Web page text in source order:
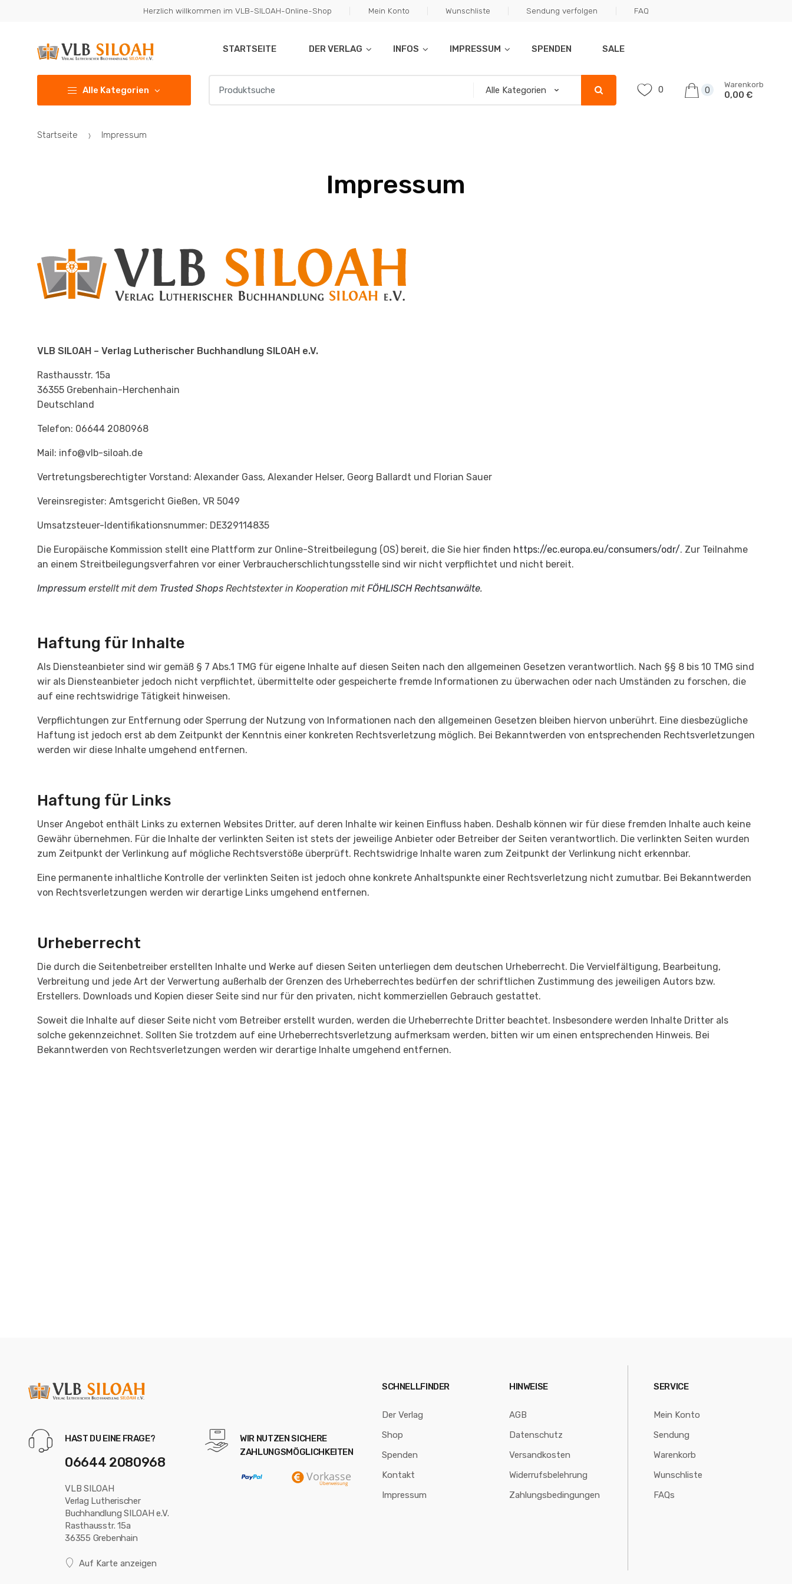
Herzlich willkommen im VLB-SILOAH-Online-Shop Mein Konto Wunschliste Sendung verfolgen FAQ
STARTSEITE DER VERLAG INFOS IMPRESSUM SPENDEN SALE
Alle Kategorien
nach:
0 0
Warenkorb
0,00 €
Startseite Impressum
Impressum
VLB SILOAH – Verlag Lutherischer Buchhandlung SILOAH e.V.
Rasthausstr. 15a
36355 Grebenhain-Herchenhain
Deutschland
Telefon: 06644 2080968
Mail: info@vlb-siloah.de
Vertretungsberechtigter Vorstand: Alexander Gass, Alexander Helser, Georg Ballardt und Florian Sauer
Vereinsregister: Amtsgericht Gießen, VR 5049
Umsatzsteuer-Identifikationsnummer: DE329114835
Die Europäische Kommission stellt eine Plattform zur Online-Streitbeilegung (OS) bereit, die Sie hier finden https://ec.europa.eu/consumers/odr/. Zur Teilnahme
an einem Streitbeilegungsverfahren vor einer Verbraucherschlichtungsstelle sind wir nicht verpflichtet und nicht bereit.
Impressum erstellt mit dem Trusted Shops Rechtstexter in Kooperation mitFÖHLISCH Rechtsanwälte.
Haftung für Inhalte
Als Diensteanbieter sind wir gemäß § 7 Abs.1 TMG für eigene Inhalte auf diesen Seiten nach den allgemeinen Gesetzen verantwortlich. Nach §§ 8 bis 10 TMG sind
wir als Diensteanbieter jedoch nicht verpflichtet, übermittelte oder gespeicherte fremde Informationen zu überwachen oder nach Umständen zu forschen, die
auf eine rechtswidrige Tätigkeit hinweisen.
Verpflichtungen zur Entfernung oder Sperrung der Nutzung von Informationen nach den allgemeinen Gesetzen bleiben hiervon unberührt. Eine diesbezügliche
Haftung ist jedoch erst ab dem Zeitpunkt der Kenntnis einer konkreten Rechtsverletzung möglich. Bei Bekanntwerden von entsprechenden Rechtsverletzungen
werden wir diese Inhalte umgehend entfernen.
Haftung für Links
Unser Angebot enthält Links zu externen Websites Dritter, auf deren Inhalte wir keinen Einfluss haben. Deshalb können wir für diese fremden Inhalte auch keine
Gewähr übernehmen. Für die Inhalte der verlinkten Seiten ist stets der jeweilige Anbieter oder Betreiber der Seiten verantwortlich. Die verlinkten Seiten wurden
zum Zeitpunkt der Verlinkung auf mögliche Rechtsverstöße überprüft. Rechtswidrige Inhalte waren zum Zeitpunkt der Verlinkung nicht erkennbar.
Eine permanente inhaltliche Kontrolle der verlinkten Seiten ist jedoch ohne konkrete Anhaltspunkte einer Rechtsverletzung nicht zumutbar. Bei Bekanntwerden
von Rechtsverletzungen werden wir derartige Links umgehend entfernen.
Urheberrecht
Die durch die Seitenbetreiber erstellten Inhalte und Werke auf diesen Seiten unterliegen dem deutschen Urheberrecht. Die Vervielfältigung, Bearbeitung,
Verbreitung und jede Art der Verwertung außerhalb der Grenzen des Urheberrechtes bedürfen der schriftlichen Zustimmung des jeweiligen Autors bzw.
Erstellers. Downloads und Kopien dieser Seite sind nur für den privaten, nicht kommerziellen Gebrauch gestattet.
Soweit die Inhalte auf dieser Seite nicht vom Betreiber erstellt wurden, werden die Urheberrechte Dritter beachtet. Insbesondere werden Inhalte Dritter als
solche gekennzeichnet. Sollten Sie trotzdem auf eine Urheberrechtsverletzung aufmerksam werden, bitten wir um einen entsprechenden Hinweis. Bei
Bekanntwerden von Rechtsverletzungen werden wir derartige Inhalte umgehend entfernen.
HAST DU EINE FRAGE?
06644 2080968
VLB SILOAH
Verlag Lutherischer
Buchhandlung SILOAH e.V.
Rasthausstr. 15a
36355 Grebenhain
Auf Karte anzeigen
WIR NUTZEN SICHERE
ZAHLUNGSMÖGLICHKEITEN
SCHNELLFINDER
Der Verlag
Shop
Spenden
Kontakt
Impressum
HINWEISE
AGB
Datenschutz
Versandkosten
Widerrufsbelehrung
Zahlungsbedingungen
SERVICE
Mein Konto
Sendung
Warenkorb
Wunschliste
FAQs